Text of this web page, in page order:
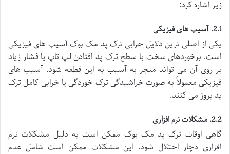
زیر اشاره کرد:
2.1. آسیب های فیزیکی
یکی از اصلی ترین دلایل خرابی ترک پد مک بوک آسیب های فیزیکی
است. برخوردهای سخت با سطح ترک پد افتادن لپ تاپ یا فشار زیاد
بر روی آن می تواند منجر به آسیب به این قطعه شود. آسیب های
فیزیکی معمولاً به صورت خراشیدگی ترک خوردگی یا خرابی کامل ترک
پد بروز می کنند.
2.2. مشکلات نرم افزاری
گاهی اوقات ترک پد مک بوک ممکن است به دلیل مشکلات نرم
افزاری دچار اختلال شود. این مشکلات ممکن است شامل عدم